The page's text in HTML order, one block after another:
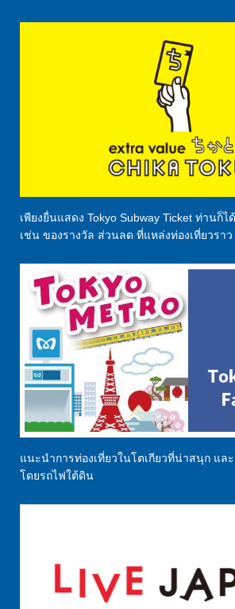
เพียงยื่นแสดง Tokyo Subway Ticket ท่านก็
เช่น ของรางวัล ส่วนลด ที่แหล่งท่องเที่ยวราว
แนะนำการท่องเที่ยวในโตเกียวที่น่าสนุก แล
โดยรถไฟใต้ดิน